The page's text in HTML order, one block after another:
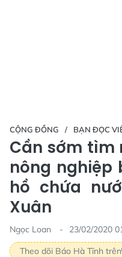
CỘNG ĐỒNG BẠN ĐỌC
Cần sớm tìm
nông nghiệp
hồ chứa
Xuân
Ngọc Loan
23/02/2020
Theo dõi Báo Hà Tĩnh trên